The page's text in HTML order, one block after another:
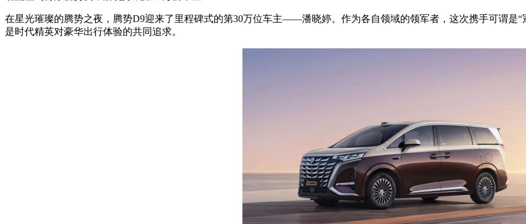
在星光璀璨的腾势之夜，腾势D9迎来了里程碑式的第30万位车主——潘晓婷。作为各自领域的领军者，这次携手可谓是
是时代精英对豪华出行体验的共同追求。